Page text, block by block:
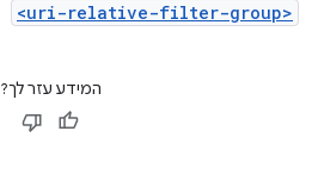
<uri-relative-filter-group>
המידע עזר לך?